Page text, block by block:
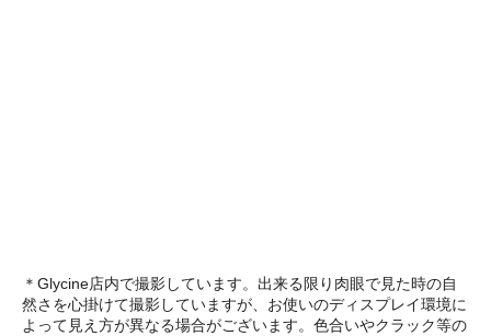
＊Glycine店内で撮影しています。出来る限り肉眼で見た時の自
然さを心掛けて撮影していますが、お使いのディスプレイ環境に
よって見え方が異なる場合がございます。色合いやクラック等の